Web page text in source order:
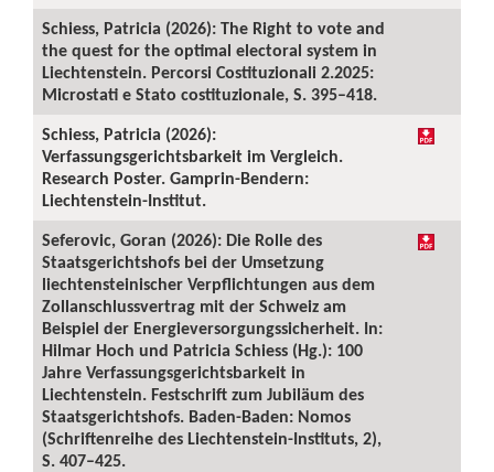
Schiess, Patricia (2026): The Right to vote and
the quest for the optimal electoral system in
Liechtenstein. Percorsi Costituzionali 2.2025:
Microstati e Stato costituzionale, S. 395–418.
Schiess, Patricia (2026):
Verfassungsgerichtsbarkeit im Vergleich.
Research Poster. Gamprin-Bendern:
Liechtenstein-Institut.
Seferovic, Goran (2026): Die Rolle des
Staatsgerichtshofs bei der Umsetzung
liechtensteinischer Verpflichtungen aus dem
Zollanschlussvertrag mit der Schweiz am
Beispiel der Energieversorgungssicherheit. In:
Hilmar Hoch und Patricia Schiess (Hg.): 100
Jahre Verfassungsgerichtsbarkeit in
Liechtenstein. Festschrift zum Jubiläum des
Staatsgerichtshofs. Baden-Baden: Nomos
(Schriftenreihe des Liechtenstein-Instituts, 2),
S. 407–425.